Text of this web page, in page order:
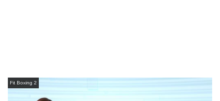
Fit Boxing 2